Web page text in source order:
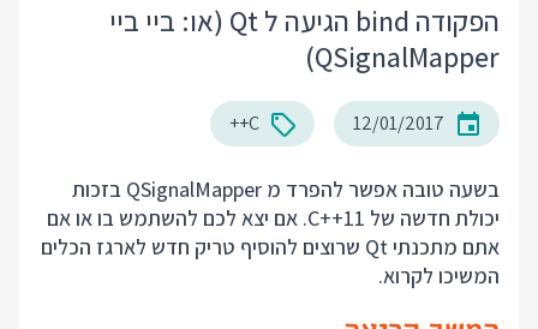
הפקודה bind הגיעה ל Qt (או: ביי ביי
QSignalMapper)
12/01/2017
C++
בשעה טובה אפשר להפרד מ QSignalMapper בזכות
יכולת חדשה של C++11. אם יצא לכם להשתמש בו או אם
אתם מתכנתי Qt שרוצים להוסיף טריק חדש לארגז הכלים
המשיכו לקרוא.